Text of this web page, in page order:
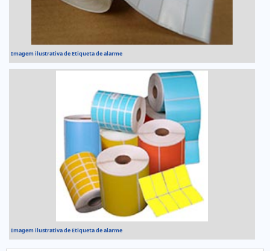
Imagem ilustrativa de Etiqueta de alarme
Imagem ilustrativa de Etiqueta de alarme